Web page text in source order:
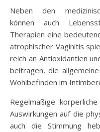
Neben den
können auch
Therapien eine
atrophischer Vaginitis
reich an Antioxidantien
beitragen, die
Wohlbefinden im
Regelmäßige
Auswirkungen auf die
auch die Stimmung